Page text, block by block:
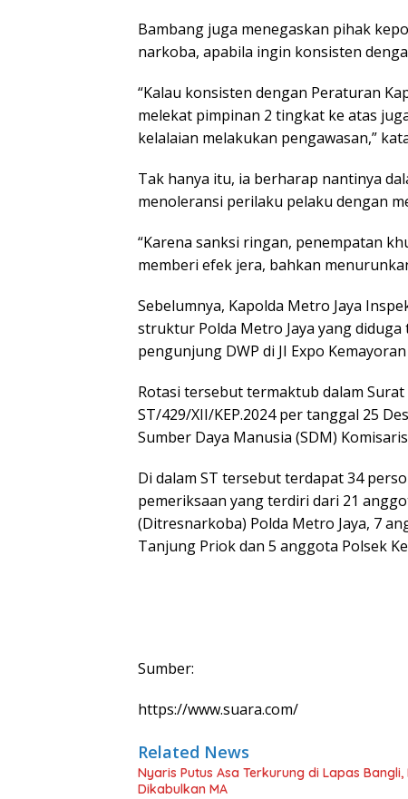
Bambang juga menegaskan pihak
narkoba, apabila ingin konsisten
“Kalau konsisten dengan Peraturan
melekat pimpinan 2 tingkat ke atas
kelalaian melakukan pengawasan,”
Tak hanya itu, ia berharap nantinya
menoleransi perilaku pelaku dengan
“Karena sanksi ringan, penempatan
memberi efek jera, bahkan
Sebelumnya, Kapolda Metro Jaya
struktur Polda Metro Jaya yang
pengunjung DWP di JI Expo
Rotasi tersebut termaktub dalam
ST/429/XII/KEP.2024 per tanggal 25
Sumber Daya Manusia (SDM)
Di dalam ST tersebut terdapat 34
pemeriksaan yang terdiri dari 21
(Ditresnarkoba) Polda Metro Jaya, 7
Tanjung Priok dan 5 anggota Polsek
Sumber:
https://www.suara.com/
Related News
Nyaris Putus Asa Terkurung di Lapas
Dikabulkan MA